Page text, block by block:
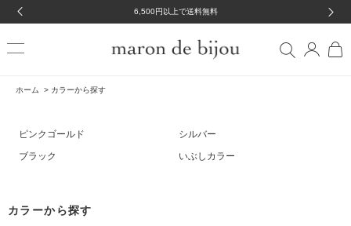
6,500円以上で送料無料
ホーム > カラーから探す
ピンクゴールド
シルバー
ブラック
いぶしカラー
カラーから探す